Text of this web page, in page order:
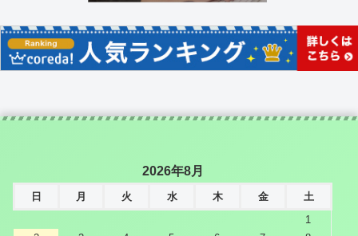
2026年8月
日 月 火 水 木 金
土
1